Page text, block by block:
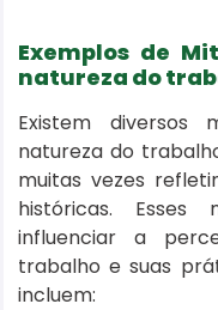
Exemplos de
natureza do
Existem diversos
natureza do
muitas vezes
históricas.
influenciar a
trabalho e suas
incluem: